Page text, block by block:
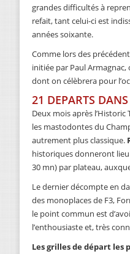
grandes difficultés à
refait, tant celui-ci est
années soixante.
Comme lors des
initiée par Paul
dont on célèbrera pour
21 DEPARTS
Deux mois après
les mastodontes du
autrement plus classique.
historiques donneront lieu
30 mn) par plateau,
Le dernier décompte en
des monoplaces de F3,
le point commun est
l’enthousiaste et, très
Les grilles de départ les